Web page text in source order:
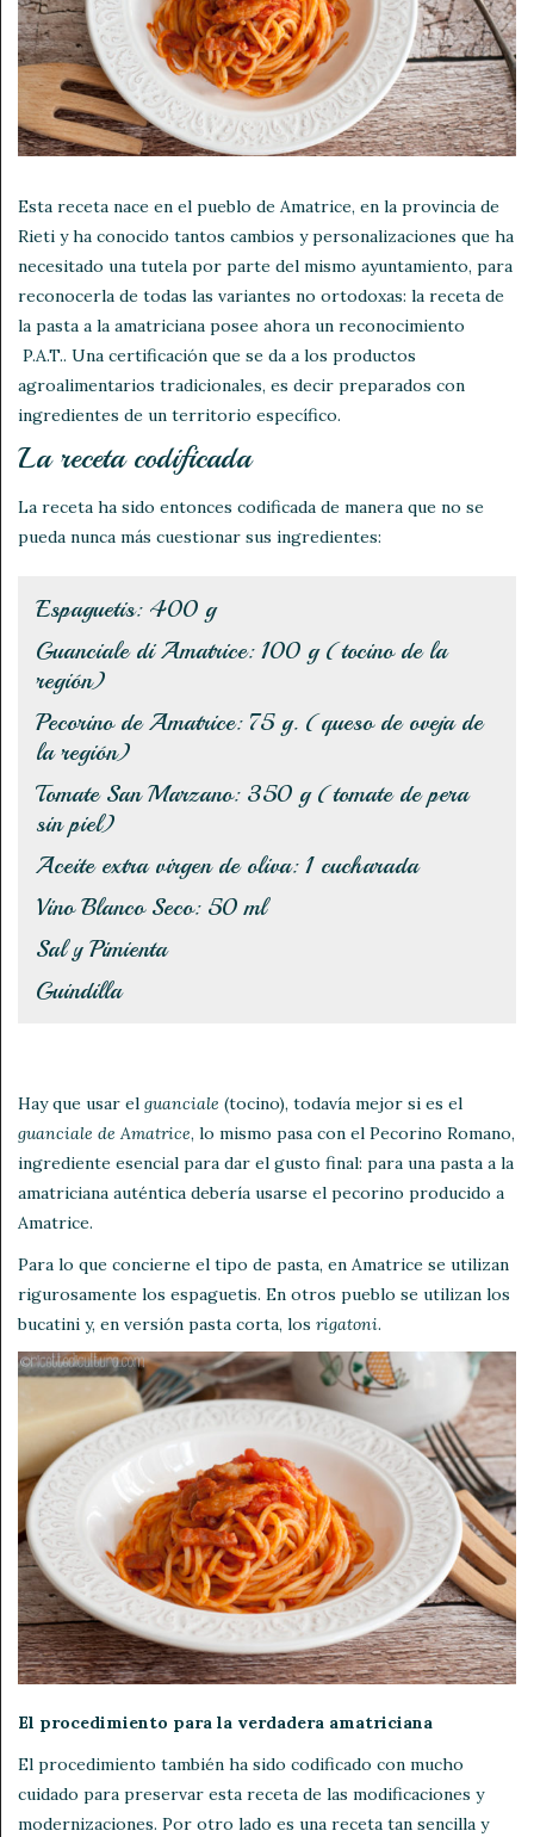
Esta receta nace en el pueblo de Amatrice, en la provincia de
Rieti y ha conocido tantos cambios y personalizaciones que ha
necesitado una tutela por parte del mismo ayuntamiento, para
reconocerla de todas las variantes no ortodoxas: la receta de
la pasta a la amatriciana posee ahora un reconocimiento
P.A.T.. Una certificación que se da a los productos
agroalimentarios tradicionales, es decir preparados con
ingredientes de un territorio específico.
La receta codificada
La receta ha sido entonces codificada de manera que no se
pueda nunca más cuestionar sus ingredientes:
Espaguetis: 400 g
Guanciale di Amatrice: 100 g (tocino de la
región)
Pecorino de Amatrice: 75 g. (queso de oveja de
la región)
Tomate San Marzano: 350 g (tomate de pera
sin piel)
Aceite extra virgen de oliva: 1 cucharada
Vino Blanco Seco: 50 ml
Sal y Pimienta
Guindilla
Hay que usar el guanciale (tocino), todavía mejor si es el
guanciale de Amatrice, lo mismo pasa con el Pecorino Romano,
ingrediente esencial para dar el gusto final: para una pasta a la
amatriciana auténtica debería usarse el pecorino producido a
Amatrice.
Para lo que concierne el tipo de pasta, en Amatrice se utilizan
rigurosamente los espaguetis. En otros pueblo se utilizan los
bucatini y, en versión pasta corta, los rigatoni.
El procedimiento para la verdadera amatriciana
El procedimiento también ha sido codificado con mucho
cuidado para preservar esta receta de las modificaciones y
modernizaciones. Por otro lado es una receta tan sencilla y